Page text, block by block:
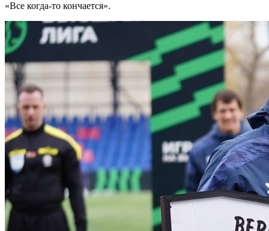
«Все когда-то кончается».